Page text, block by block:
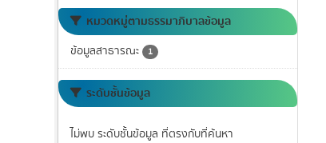
หมวดหมู่ตามธรรมาภิบาลข้อมูล
ข้อมูลสาธารณะ 1
ระดับชั้นข้อมูล
ไม่พบ ระดับชั้นข้อมูล ที่ตรงกับที่ค้นหา